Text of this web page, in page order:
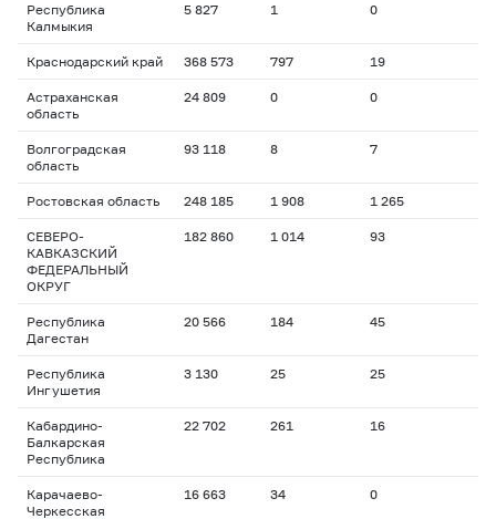
Республика
Калмыкия
5 827 1 0
Краснодарский край 368 573 797 19
Астраханская
область
24 809 0 0
Волгоградская
область
93 118 8 7
Ростовская область 248 185 1 908 1 265
СЕВЕРО-
КАВКАЗСКИЙ
ФЕДЕРАЛЬНЫЙ
ОКРУГ
182 860 1 014 93
Республика
Дагестан
20 566 184 45
Республика
Ингушетия
3 130 25 25
Кабардино-
Балкарская
Республика
22 702 261 16
Карачаево-
Черкесская
16 663 34 0